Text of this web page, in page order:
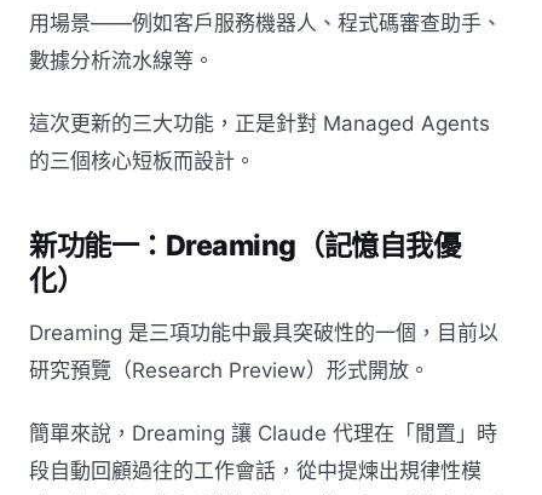
用場景——例如客戶服務機器人、程式碼審查助手、
數據分析流水線等。
這次更新的三大功能，正是針對 Managed Agents
的三個核心短板而設計。
新功能一：Dreaming（記憶自我優
化）
Dreaming 是三項功能中最具突破性的一個，目前以
研究預覽（Research Preview）形式開放。
簡單來說，Dreaming 讓 Claude 代理在「閒置」時
段自動回顧過往的工作會話，從中提煉出規律性模